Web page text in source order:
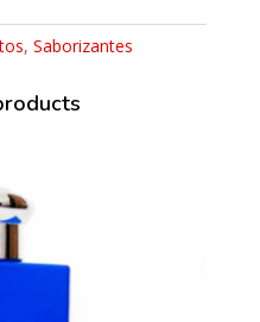
, Saborizantes